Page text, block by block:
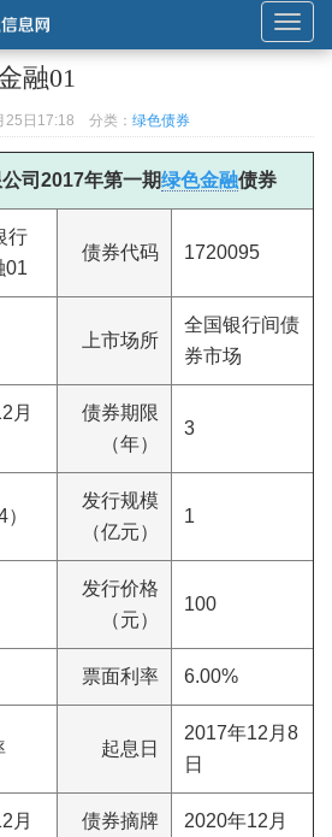
展
开
叠
航
融01
25日17:18 分类： 绿色债券
司2017年第一期绿色金融债券
行
01
债券代码 1720095
上市场所
全国银行间债
券市场
月
债券期限
（年）
3
发行规模
（亿元）
1
发行价格
（元）
100
票面利率 6.00%
起息日
2017年12月8
日
月
债券摘牌
2020年12月